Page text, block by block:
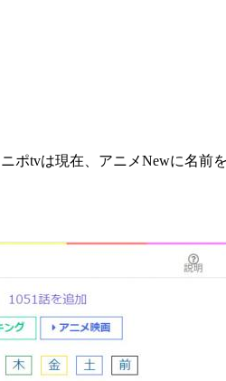
ポtvは現在、アニメNewに名前